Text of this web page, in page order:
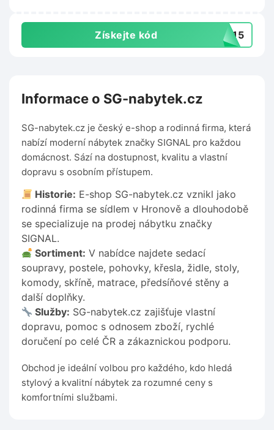
Získejte kód NY15
Informace o SG-nabytek.cz
SG-nabytek.cz je český e-shop a rodinná firma, která
nabízí moderní nábytek značky SIGNAL pro každou
domácnost. Sází na dostupnost, kvalitu a vlastní
dopravu s osobním přístupem.
Historie: E-shop SG-nabytek.cz vznikl jako
rodinná firma se sídlem v Hronově a dlouhodobě
se specializuje na prodej nábytku značky
SIGNAL.
Sortiment: V nabídce najdete sedací
soupravy, postele, pohovky, křesla, židle, stoly,
komody, skříně, matrace, předsíňové stěny a
další doplňky.
Služby: SG-nabytek.cz zajišťuje vlastní
dopravu, pomoc s odnosem zboží, rychlé
doručení po celé ČR a zákaznickou podporu.
Obchod je ideální volbou pro každého, kdo hledá
stylový a kvalitní nábytek za rozumné ceny s
komfortními službami.